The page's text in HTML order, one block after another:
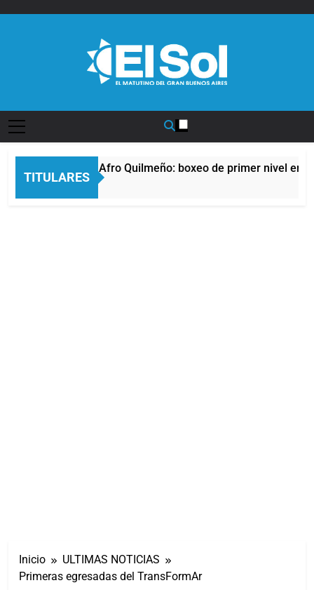
TITULARES
La noche del Afro Quilmeño: boxeo de primer nivel en la
13 Horas Atrás
Inicio
ULTIMAS NOTICIAS
Primeras egresadas del TransFormAr